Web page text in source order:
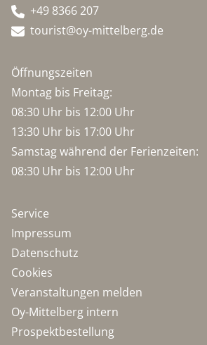
+49 8366 207
tourist@oy-mittelberg.de
Öffnungszeiten
Montag bis Freitag:
08:30 Uhr bis 12:00 Uhr
13:30 Uhr bis 17:00 Uhr
Samstag während der Ferienzeiten:
08:30 Uhr bis 12:00 Uhr
Service
Impressum
Datenschutz
Cookies
Veranstaltungen melden
Oy-Mittelberg intern
Prospektbestellung